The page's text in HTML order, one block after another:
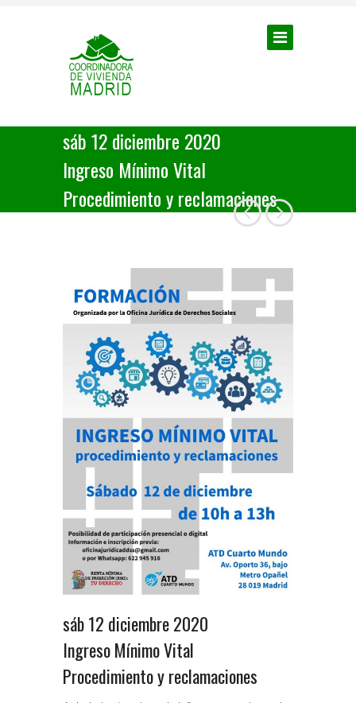
sáb 12 diciembre 2020
Ingreso Mínimo Vital
Procedimiento y reclamaciones
sáb 12 diciembre 2020
Ingreso Mínimo Vital
Procedimiento y reclamaciones